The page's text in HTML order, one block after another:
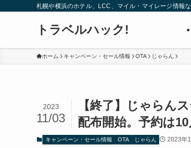
札幌や横浜のホテル、LCC、マイル・マイレージ情報
トラベルハック!
ホーム キャンペーン・セール情報 OTA じゃらん
【終了】じゃらん
配布開始。予約は
2023
11/03
キャンペーン・セール情報 OTA じゃらん 2023年